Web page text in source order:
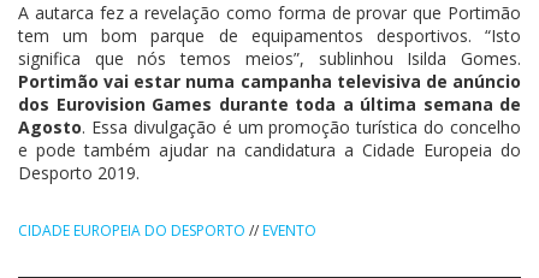
A autarca fez a revelação como forma de provar que Portimão
tem um bom parque de equipamentos desportivos. “Isto
significa que nós temos meios”, sublinhou Isilda Gomes.
Portimão vai estar numa campanha televisiva de anúncio
dos Eurovision Games durante toda a última semana de
Agosto. Essa divulgação é um promoção turística do concelho
e pode também ajudar na candidatura a Cidade Europeia do
Desporto 2019.
CIDADE EUROPEIA DO DESPORTO //EVENTO